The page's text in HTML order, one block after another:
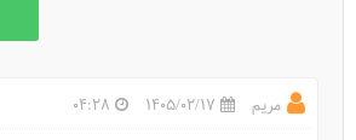
مریم 1405/02/17
04:28